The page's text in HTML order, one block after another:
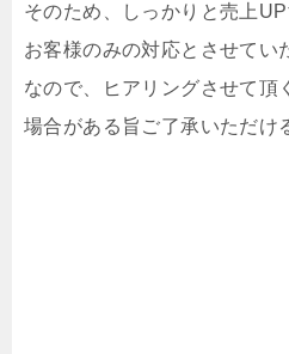
そのため、しっかりと売上
お客様のみの対応とさせてい
なので、ヒアリングさせて頂
場合がある旨ご了承いただけ